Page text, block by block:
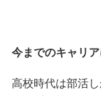
今までのキャリ
高校時代は部活